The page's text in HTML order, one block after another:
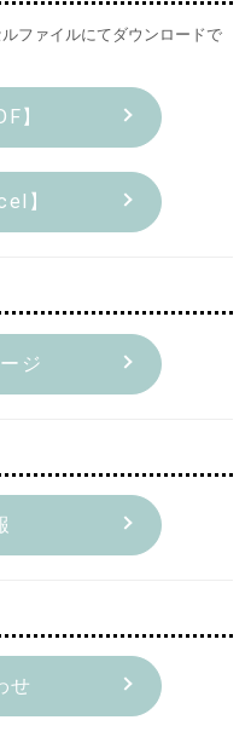
ファイルにてダウンロードで
】
】
ジ
せ